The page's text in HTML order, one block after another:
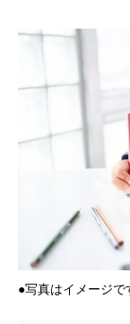
●写真はイメージ